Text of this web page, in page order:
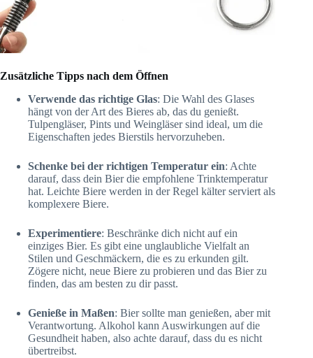
Zusätzliche Tipps nach dem Öffnen
Verwende das richtige Glas: Die Wahl des Glases
hängt von der Art des Bieres ab, das du genießt.
Tulpengläser, Pints und Weingläser sind ideal, um die
Eigenschaften jedes Bierstils hervorzuheben.
Schenke bei der richtigen Temperatur ein: Achte
darauf, dass dein Bier die empfohlene Trinktemperatur
hat. Leichte Biere werden in der Regel kälter serviert als
komplexere Biere.
Experimentiere: Beschränke dich nicht auf ein
einziges Bier. Es gibt eine unglaubliche Vielfalt an
Stilen und Geschmäckern, die es zu erkunden gilt.
Zögere nicht, neue Biere zu probieren und das Bier zu
finden, das am besten zu dir passt.
Genieße in Maßen: Bier sollte man genießen, aber mit
Verantwortung. Alkohol kann Auswirkungen auf die
Gesundheit haben, also achte darauf, dass du es nicht
übertreibst.